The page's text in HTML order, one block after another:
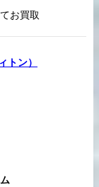
お買取
トン）